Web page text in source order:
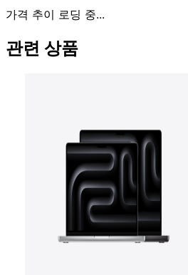
가격 추이 로딩 중...
관련 상품